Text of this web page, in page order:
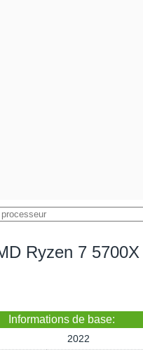
Ryzen 7 5700X
Informations de base:
2022